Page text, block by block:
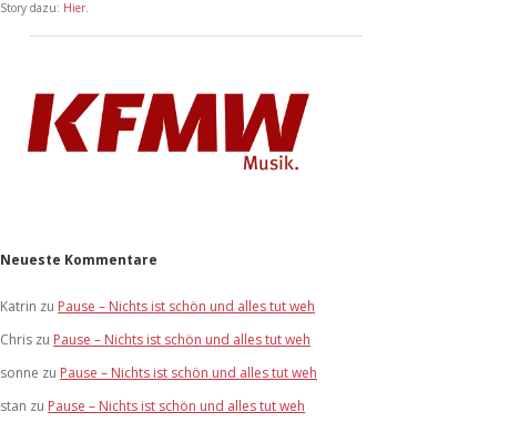
Story dazu: Hier.
Neueste Kommentare
Katrin zu Pause – Nichts ist schön und alles tut weh
Chris zu Pause – Nichts ist schön und alles tut weh
sonne zu Pause – Nichts ist schön und alles tut weh
stan zu Pause – Nichts ist schön und alles tut weh